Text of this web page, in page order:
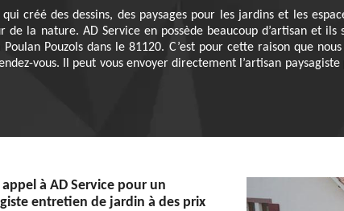
créé des dessins, des paysages pour les jardins et les
la nature. AD Service en possède beaucoup d’artisan et ils
Pouzols dans le 81120. C’est pour cette raison que
vous. Il peut vous envoyer directement l’artisan
appel à AD Service pour un
entretien de jardin à des prix